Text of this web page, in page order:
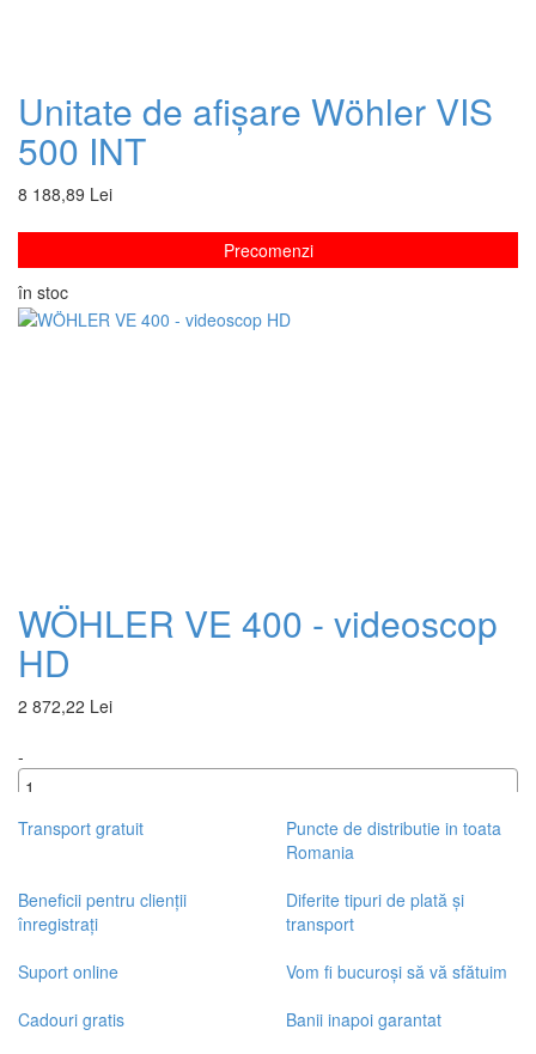
Unitate de afișare Wöhler VIS
500 INT
8 188,89 Lei
Precomenzi
în stoc
WÖHLER VE 400 - videoscop
HD
2 872,22 Lei
-
+
Transport gratuit
Puncte de distributie in toata
Romania
Beneficii pentru clienții
înregistrați
Diferite tipuri de plată și
transport
Suport online
Vom fi bucuroși să vă sfătuim
Cadouri gratis
Banii inapoi garantat